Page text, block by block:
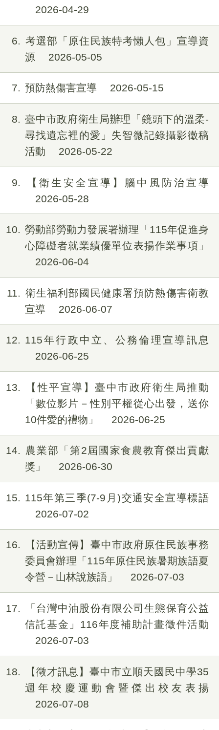
2026-04-29
6
考選部「原住民族特考懶人包」宣導資
源
2026-05-05
7 預防熱傷害宣導 2026-05-15
8
臺中市政府衛生局辦理「鏡頭下的溫柔-
尋找遺忘裡的愛」失智微記錄攝影徵稿
活動
2026-05-22
9
【衛生安全宣導】腦中風防治宣導
2026-05-28
10
勞動部勞動力發展署辦理「115年促進身
心障礙者就業績優單位表揚作業事項」
2026-06-04
11
衛生福利部國民健康署預防熱傷害衛教
宣導
2026-06-07
12
115年行政中立、公務倫理宣導訊息
2026-06-25
13
【性平宣導】臺中市政府衛生局推動
「數位影片－性別平權從心出發，送你
10件愛的禮物」
2026-06-25
14
農業部「第2屆國家食農教育傑出貢獻
獎」
2026-06-30
15
115年第三季(7-9月)交通安全宣導標語
2026-07-02
16
【活動宣傳】臺中市政府原住民族事務
委員會辦理「115年原住民族暑期族語夏
令營－山林說族語」
2026-07-03
17
「台灣中油股份有限公司生態保育公益
信託基金」116年度補助計畫徵件活動
2026-07-03
18
【徵才訊息】臺中市立順天國民中學35
週年校慶運動會暨傑出校友表揚
2026-07-08